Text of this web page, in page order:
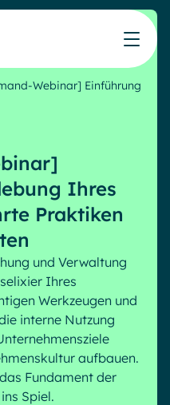
Anpassung und Design
und Compliance
von Powell bei
um Ihr Intranet-
♡
Webinar] Einführung
Ihres
Praktiken
und Verwaltung
Ihres
Werkzeugen und
interne Nutzung
aufbauen.
Fundament der
Spiel.